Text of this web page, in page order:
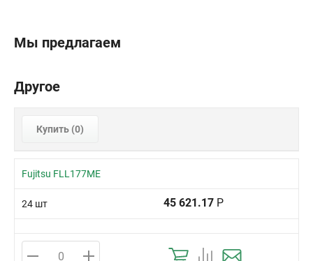
Мы предлагаем
Другое
Купить (0)
Fujitsu FLL177ME
24 шт 45 621.17 Р